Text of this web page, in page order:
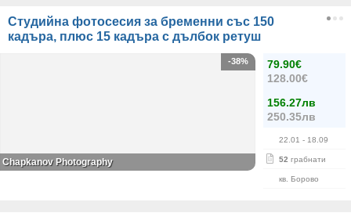
Студийна фотосесия за бременни със 150
кадъра, плюс 15 кадъра с дълбок ретуш
79.90€
128.00€
156.27лв
250.35лв
22.01 - 18.09
52 грабнати
кв. Борово
-38%
Chapkanov Photography